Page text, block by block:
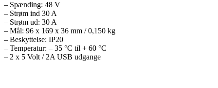
– Spænding: 48 V
– Strøm ind 30 A
– Strøm ud: 30 A
– Mål: 96 x 169 x 36 mm / 0,150 kg
– Beskyttelse: IP20
– Temperatur: – 35 °C til + 60 °C
– 2 x 5 Volt / 2A USB udgange